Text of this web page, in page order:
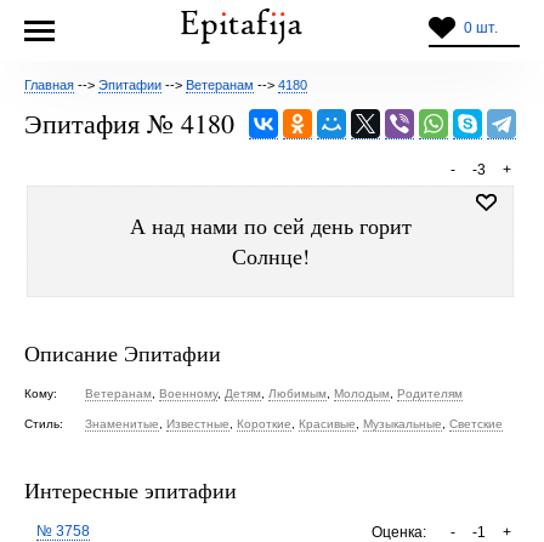
0 шт.
Главная --> Эпитафии --> Ветеранам --> 4180
Эпитафия № 4180
+
-3
-
А над нами по сей день горит
Солнце!
Описание Эпитафии
Кому: Ветеранам Военному, Детям Любимым Молодым Родителям
Стиль: Знаменитые Известные Короткие Красивые Музыкальные Светские
Интересные эпитафии
Оценка: +
-1
-
№ 3758